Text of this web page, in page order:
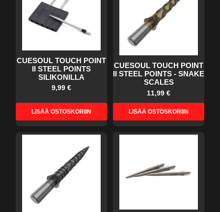
CUESOUL TOUCH POINT
II STEEL POINTS
SILIKONILLA
9,99 €
LISÄÄ OSTOSKORIIN
CUESOUL TOUCH POINT
II STEEL POINTS - SNAKE
SCALES
11,99 €
LISÄÄ OSTOSKORIIN